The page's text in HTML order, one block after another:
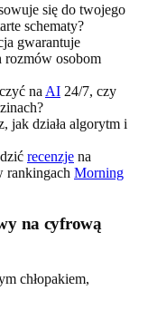
się do twojego
schematy?
gwarantuje
rozmów osobom
na AI 24/7, czy
jak działa algorytm i
recenzje na
rankingach Morning
na cyfrową
chłopakiem,